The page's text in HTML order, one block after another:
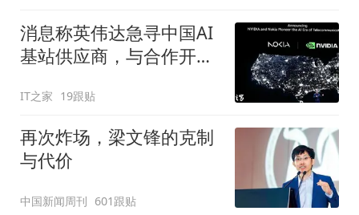
消息称英伟达急寻中国AI
基站供应商，与合作开发
IT之家 19跟贴
再次炸场，梁文锋的克制
与代价
中国新闻周刊 601跟贴